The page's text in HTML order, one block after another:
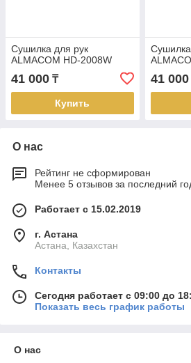
Сушилка для рук
ALMACOM HD-2008W
41 000 ₸
Купить
41 000
О нас
Рейтинг не сформирован
Менее 5 отзывов за последний
Работает с 15.02.2019
г. Астана
Астана, Казахстан
Контакты
Сегодня работает с 09:00 до
Показать весь график работы
О нас